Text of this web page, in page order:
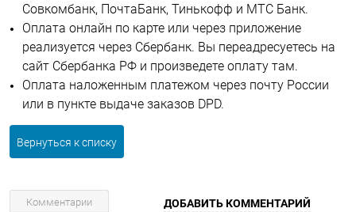
Совкомбанк, ПочтаБанк, Тинькофф и МТС Банк.
Оплата онлайн по карте или через приложение
реализуется через Сбербанк. Вы переадресуетесь на
сайт Сбербанка РФ и произведете оплату там.
Оплата наложенным платежом через почту России
или в пункте выдаче заказов DPD.
Вернуться к списку
Комментарии ДОБАВИТЬ КОММЕНТАРИЙ